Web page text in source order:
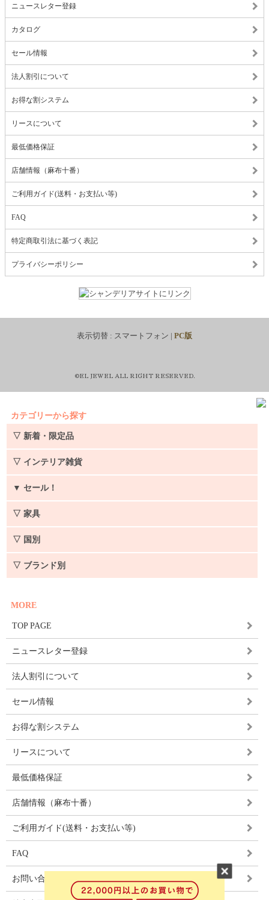
ニュースレター登録
カタログ
セール情報
法人割引について
お得な割システム
リースについて
最低価格保証
店舗情報（麻布十番）
ご利用ガイド(送料・お支払い等)
FAQ
特定商取引法に基づく表記
プライバシーポリシー
表示切替 : スマートフォン | PC版
©EL JEWEL ALL RIGHT RESERVED.
カテゴリーから探す
▽ 新着・限定品
▽ インテリア雑貨
▼ セール！
▽ 家具
▽ 国別
▽ ブランド別
MORE
TOP PAGE
ニュースレター登録
法人割引について
セール情報
お得な割システム
リースについて
最低価格保証
店舗情報（麻布十番）
ご利用ガイド(送料・お支払い等)
FAQ
お問い合わせ